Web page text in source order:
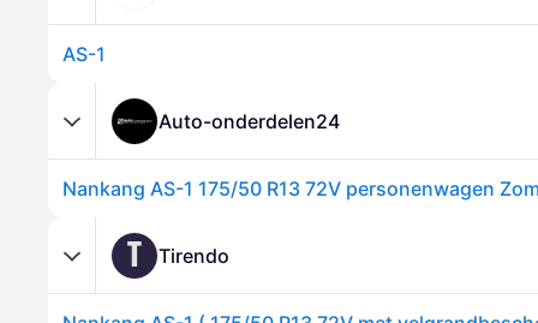
AS-1
Auto-onderdelen24
T Tirendo